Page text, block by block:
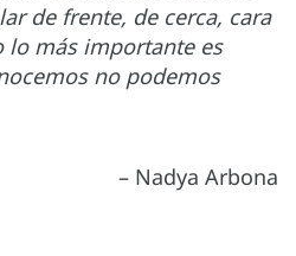
de frente, de cerca, cara
lo más importante es
no podemos
– Nadya Arbona